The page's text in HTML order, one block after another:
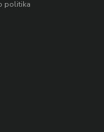
politika